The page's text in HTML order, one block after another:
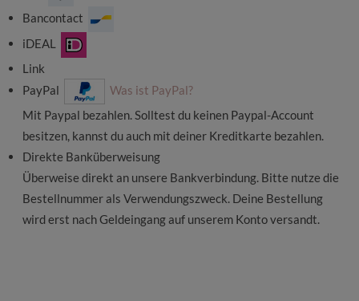
Bancontact
iDEAL
Link
PayPal
Was ist PayPal?
Mit Paypal bezahlen. Solltest du keinen Paypal-Account
besitzen, kannst du auch mit deiner Kreditkarte bezahlen.
Direkte Banküberweisung
Überweise direkt an unsere Bankverbindung. Bitte nutze die
Bestellnummer als Verwendungszweck. Deine Bestellung
wird erst nach Geldeingang auf unserem Konto versandt.